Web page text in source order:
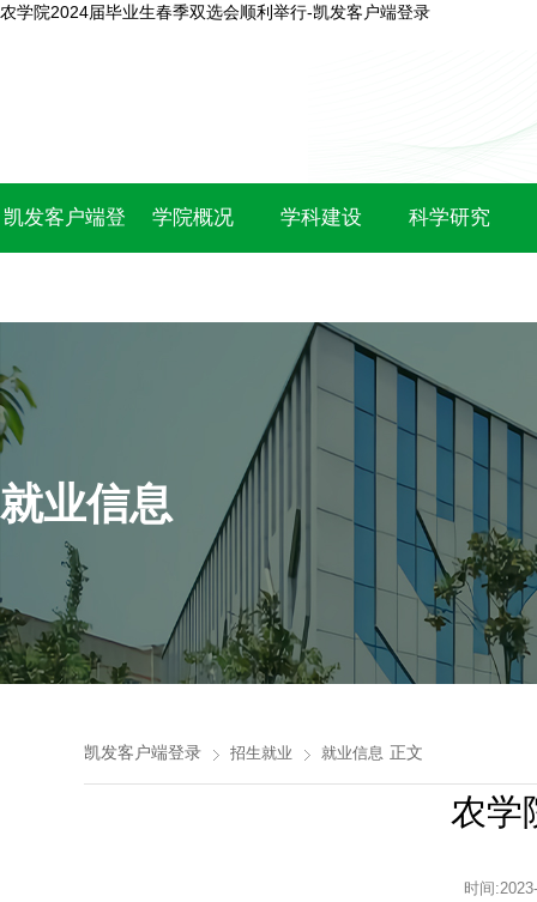
农学院2024届毕业生春季双选会顺利举行-凯发客户端登录
凯发客户端登 学院概况 学科建设 科学研究
就业信息
凯发客户端登录 招生就业 就业信息 正文
农学
时间